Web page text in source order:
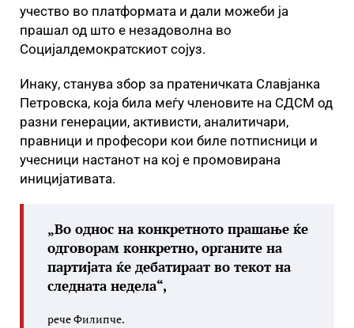
учество во платформата и дали можеби ја
прашал од што е незадоволна во
Социјалдемократскиот сојуз.
Инаку, станува збор за пратеничката Славјанка
Петровска, која била меѓу членовите на СДСМ од
разни генерации, активисти, аналитичари,
правници и професори кои биле потписници и
учесници настанот на кој е промовирана
иницијативата.
„Во однос на конкретното прашање ќе
одговорам конкретно, органите на
партијата ќе дебатираат во текот на
следната недела“,
рече Филипче.